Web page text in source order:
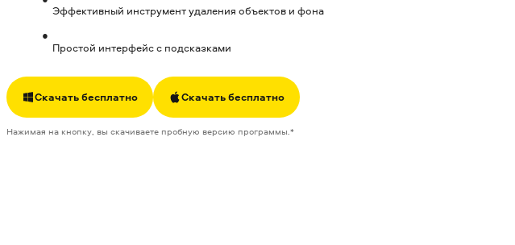
Эффективный инструмент удаления объектов и фона
Простой интерфейс с подсказками
Скачать бесплатно Скачать бесплатно
Нажимая на кнопку, вы скачиваете пробную версию программы.*